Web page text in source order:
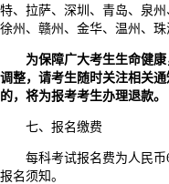
特、拉萨、深圳、青岛、泉
徐州、赣州、金华、温州、珠
为保障广大考生生命健
调整，请考生随时关注相关
的，将为报考考生办理退款。
七、报名缴费
每科考试报名费为人民币
报名须知。